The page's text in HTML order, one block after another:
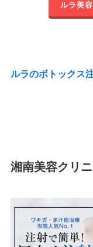
ルラ美
ルラのボトックス
湘南美容クリ